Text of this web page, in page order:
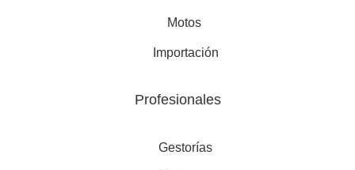
Motos
Importación
Profesionales
Gestorías